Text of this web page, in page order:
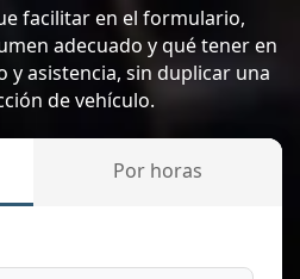
facilitar en el formulario,
adecuado y qué tener en
y asistencia, sin duplicar una
de vehículo.
Por horas